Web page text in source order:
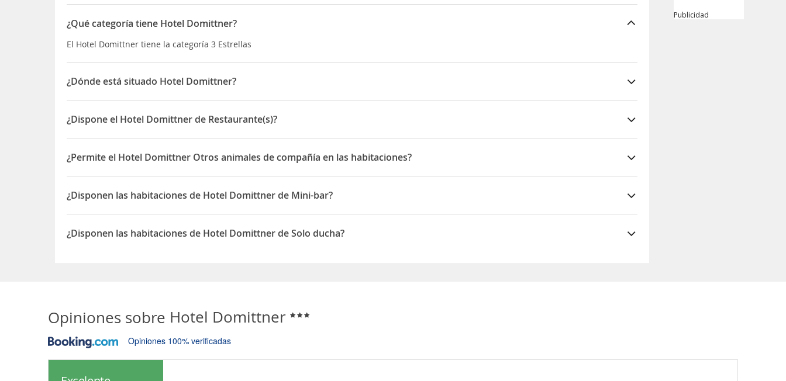
¿Qué categoría tiene Hotel Domittner?
El Hotel Domittner tiene la categoría 3 Estrellas
¿Dónde está situado Hotel Domittner?
El Hotel Domittner está situado en Klöch 4
¿Dispone el Hotel Domittner de Restaurante(s)?
Sí, el Hotel Domittner dispone de Restaurante(s)
¿Permite el Hotel Domittner Otros animales de compañía en las habitaciones?
Sí, el Hotel Domittner permite Otros animales de compañía en las habitaciones
¿Disponen las habitaciones de Hotel Domittner de Mini-bar?
Sí, las habitaciones del Hotel Domittner disponen de Mini-bar
¿Disponen las habitaciones de Hotel Domittner de Solo ducha?
Publicidad
Opiniones sobre Hotel Domittner
Opiniones 100% verificadas